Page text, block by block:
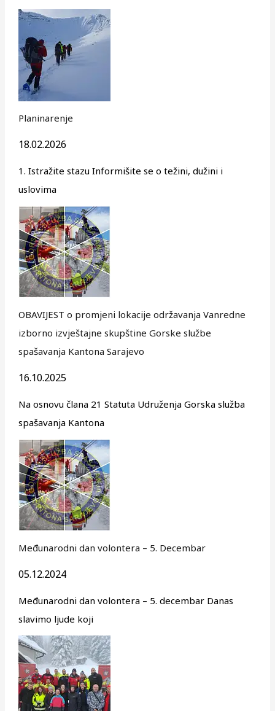
Planinarenje
18.02.2026
1. Istražite stazu Informišite se o težini, dužini i
uslovima
OBAVIJEST o promjeni lokacije održavanja Vanredne
izborno izvještajne skupštine Gorske službe
spašavanja Kantona Sarajevo
16.10.2025
Na osnovu člana 21 Statuta Udruženja Gorska služba
spašavanja Kantona
Međunarodni dan volontera – 5. Decembar
05.12.2024
Međunarodni dan volontera – 5. decembar Danas
slavimo ljude koji